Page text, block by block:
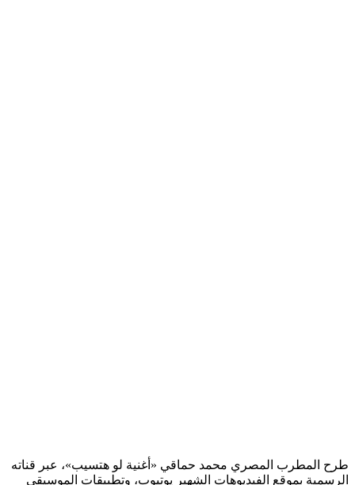
طرح المطرب المصري محمد حماقي «أغنية لو هتسيب»، عبر قناته
الرسمية بموقع الفيديوهات الشهير يوتيوب، وتطبيقات الموسيقى